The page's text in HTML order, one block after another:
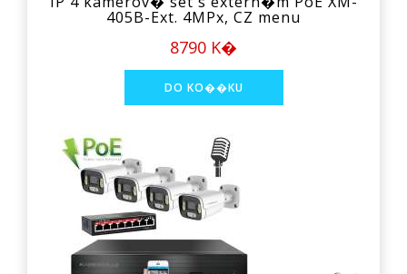
405B-Ext. 4MPx, CZ menu
8790 K�